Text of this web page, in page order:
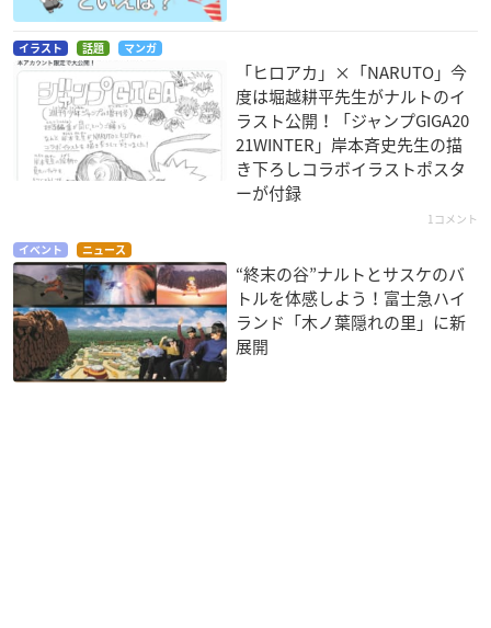
イラスト 話題 マンガ
「ヒロアカ」×「NARUTO」今
度は堀越耕平先生がナルトのイ
ラスト公開！「ジャンプGIGA20
21WINTER」岸本斉史先生の描
き下ろしコラボイラストポスタ
ーが付録
1コメント
イベント ニュース
“終末の谷”ナルトとサスケのバ
トルを体感しよう！富士急ハイ
ランド「木ノ葉隠れの里」に新
展開